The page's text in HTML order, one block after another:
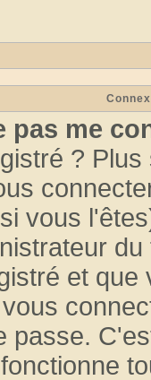
pas me
?
vous
et
passe.